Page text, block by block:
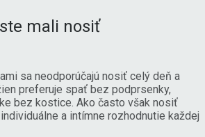
mali nosiť
sa neodporúčajú nosiť celý deň a
preferuje spať bez podprsenky,
bez kostice. Ako často však nosiť
a intímne rozhodnutie každej